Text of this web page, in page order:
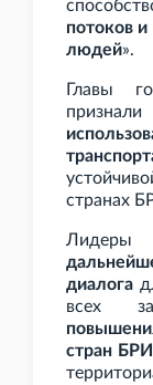
потоков
людей».
Главы
странах
Лидеры
диалога
всех
стран